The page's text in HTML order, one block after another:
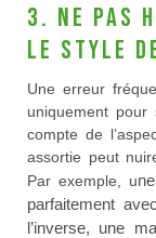
3. Ne pas
le style
Une erreur
uniquement
compte de
assortie peut
Par exemple, u
parfaitement
l’inverse, une